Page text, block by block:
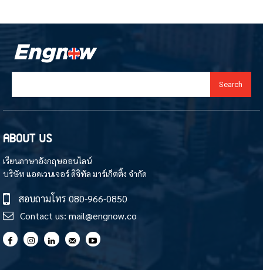
Search
ABOUT US
เรียนภาษาอังกฤษออนไลน์
บริษัท แอดเวนเจอร์ ดิจิทัล มาร์เก็ตติ้ง จำกัด
สอบถามโทร 080-966-0850
Contact us: mail@engnow.co